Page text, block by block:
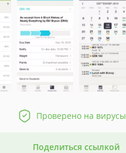
Проверено на вирусы
Поделиться ссылкой